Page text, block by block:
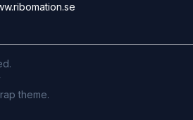
theme.